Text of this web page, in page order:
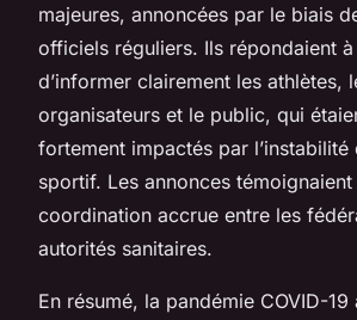
majeures, annoncées par le biais
officiels réguliers. Ils répondaient
d’informer clairement les athlètes,
organisateurs et le public, qui
fortement impactés par
sportif. Les annonces témoignaient
coordination accrue entre les
autorités sanitaires.
En résumé, la pandémie COVID-19